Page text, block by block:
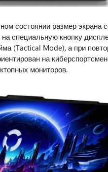
состоянии размер экрана
специальную кнопку
(Tactical Mode), а при
на
мониторов.